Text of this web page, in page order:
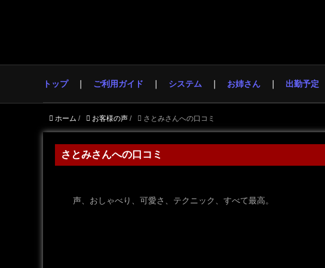
トップ ご利用ガイド システム お姉さん 出勤予定
ホーム / お客様の声 / さとみさんへの口コミ
さとみさんへの口コミ
声、おしゃべり、可愛さ、テクニック、すべて最高。